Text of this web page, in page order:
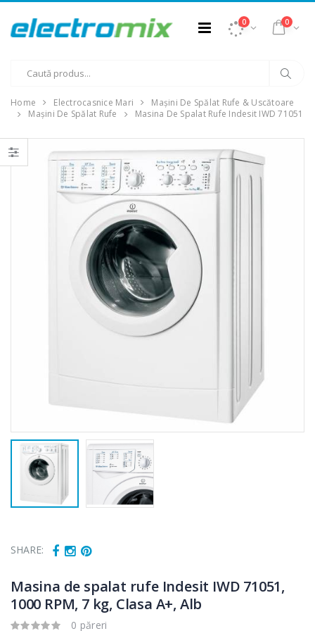
0 0
Home Electrocasnice Mari
Mașini De Spălat Rufe & Uscătoare
Mașini De Spălat Rufe
Masina De Spalat Rufe Indesit IWD 71051
SHARE:
Masina de spalat rufe Indesit IWD 71051,
1000 RPM, 7 kg, Clasa A+, Alb
0 păreri
Fierbator